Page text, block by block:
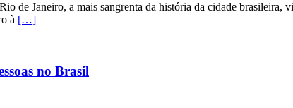
de Janeiro, a mais sangrenta da história da cidade
à […]
no Brasil